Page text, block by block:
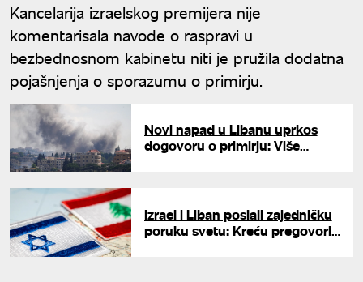
Kancelarija izraelskog premijera nije
komentarisala navode o raspravi u
bezbednosnom kabinetu niti je pružila dodatna
pojašnjenja o sporazumu o primirju.
Novi napad u Libanu uprkos
dogovoru o primirju: Više
Izrael i Liban poslali zajedničku
poruku svetu: Kreću pregovori